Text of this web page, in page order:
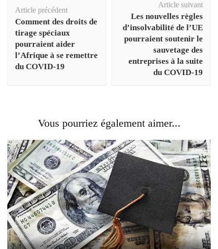
d'article
Article précédent
Comment des droits de
tirage spéciaux
pourraient aider
l’Afrique à se remettre
du COVID-19
Article suivant
Les nouvelles règles
d’insolvabilité de l’UE
pourraient soutenir le
sauvetage des
entreprises à la suite
du COVID-19
Vous pourriez également aimer...